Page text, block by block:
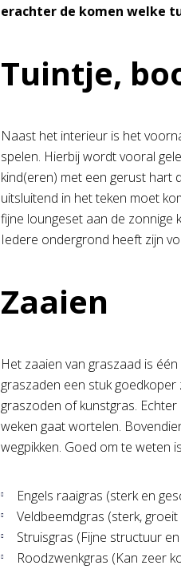
erachter de komen welke
Tuintje,
Naast het interieur is het
spelen. Hierbij wordt vooral
kind(eren) met een gerust hart
uitsluitend in het teken moet
fijne loungeset aan de zonnige
Iedere ondergrond heeft zijn
Zaaien
Het zaaien van graszaad is
graszaden een stuk
graszoden of kunstgras.
weken gaat wortelen.
wegpikken. Goed om te weten
Engels raaigras (sterk en
Veldbeemdgras (sterk,
Struisgras (Fijne structuur
Roodzwenkgras (Kan zeer